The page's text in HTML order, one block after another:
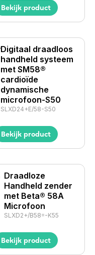
Bekijk product
Digitaal draadloos
handheld systeem
met SM58®
cardioïde
dynamische
microfoon-S50
SLXD24+E/58-S50
Bekijk product
Draadloze
Handheld zender
met Beta® 58A
Microfoon
SLXD2+/B58=-K55
Bekijk product